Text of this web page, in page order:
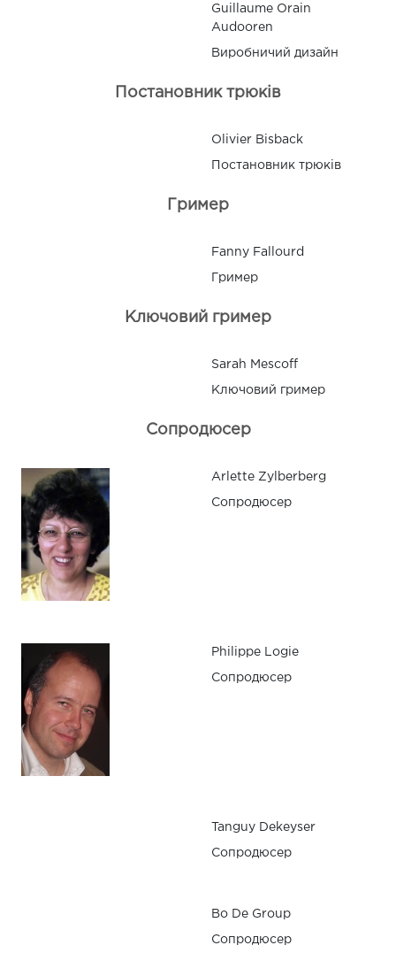
Guillaume Orain
Audooren
Виробничий дизайн
Постановник трюків
Olivier Bisback
Постановник трюків
Гример
Fanny Fallourd
Гример
Ключовий гример
Sarah Mescoff
Ключовий гример
Сопродюсер
Arlette Zylberberg
Сопродюсер
Philippe Logie
Сопродюсер
Tanguy Dekeyser
Сопродюсер
Bo De Group
Сопродюсер